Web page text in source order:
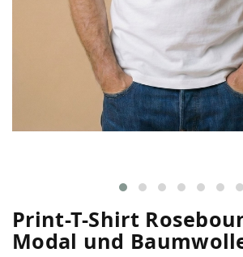
Print-T-Shirt
Modal und